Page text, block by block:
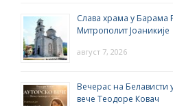
Слава храма у Барама
Митрополит Јоаникије
август 7, 2026
Вечерас на Белависти
вече Теодоре Ковач